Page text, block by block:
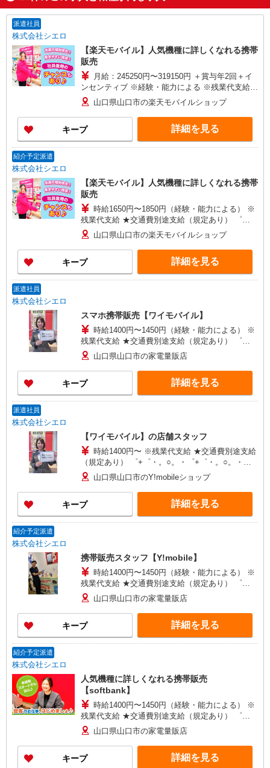
派遣社員
株式会社シエロ
【楽天モバイル】人気機種に詳しくなれる携帯
販売
月給：245250円〜319150円 ＋賞与年2回＋イ
ンセンティブ ※経験・能力による ※残業代支給
★交通費別途支給（規定あり） ゜+゜・。○。・゜
+゜・。○。・゜+゜ 入社祝い金10万円支給(規定
有) お友達を紹介頂くと, インセンティブ支給(規定
有) ゜・。○。・゜+゜・。○。・゜+゜
山口県山口市の楽天モバイルショップ
キープ 詳細を見る
紹介予定派遣
株式会社シエロ
【楽天モバイル】人気機種に詳しくなれる携帯
販売
時給1650円〜1850円（経験・能力による） ※
残業代支給 ★交通費別途支給（規定あり） ゜
+゜・。○。・゜+゜・。○。・゜+゜ 入社祝い金10
万円支給(規定有) お友達を紹介頂くと, インセンテ
ィブ支給(規定有) ★月2回払い・週払い可能（規程
有）★ ゜・。○。・゜+゜・。○。・゜+゜
山口県山口市の楽天モバイルショップ
キープ 詳細を見る
派遣社員
株式会社シエロ
スマホ携帯販売【ワイモバイル】
時給1400円〜1450円（経験・能力による） ※
残業代支給 ★交通費別途支給（規定あり） ゜
+゜・。○。・゜+゜・。○。・゜+゜ 入社祝い金10
万円支給(規定有) お友達を紹介頂くと, インセンテ
ィブ支給(規定有) ★月2回払い・週払い可能（規程
有）★ ゜・。○。・゜+゜・。○。・゜+゜
山口県山口市の家電量販店
キープ 詳細を見る
派遣社員
株式会社シエロ
【ワイモバイル】の店舗スタッフ
時給1400円〜 ※残業代支給 ★交通費別途支給
（規定あり） ゜+゜・。○。・゜+゜・。○。・゜
+゜ 入社祝い金10万円支給(規定有) お友達を紹介
頂くと, インセンティブ支給(規定有) ★月2回払
い・週払い可能（規程有）★ ゜・。○。・゜
+゜・。○。・゜+゜
山口県山口市のY!mobileショップ
キープ 詳細を見る
紹介予定派遣
株式会社シエロ
携帯販売スタッフ【Y!mobile】
時給1400円〜1450円（経験・能力による） ※
残業代支給 ★交通費別途支給（規定あり） ゜
+゜・。○。・゜+゜・。○。・゜+゜ 入社祝い金10
万円支給(規定有) お友達を紹介頂くと, インセンテ
ィブ支給(規定有) ★月2回払い・週払い可能（規程
有）★ ゜・。○。・゜+゜・。○。・゜+゜
山口県山口市の家電量販店
キープ 詳細を見る
紹介予定派遣
株式会社シエロ
人気機種に詳しくなれる携帯販売
【softbank】
時給1400円〜1450円（経験・能力による） ※
残業代支給 ★交通費別途支給（規定あり） ゜
+゜・。○。・゜+゜・。○。・゜+゜ 入社祝い金10
万円支給(規定有) お友達を紹介頂くと, インセンテ
ィブ支給(規定有) ★月2回払い・週払い可能（規程
有）★ ゜・。○。・゜+゜・。○。・゜+゜
山口県山口市の家電量販店
キープ 詳細を見る